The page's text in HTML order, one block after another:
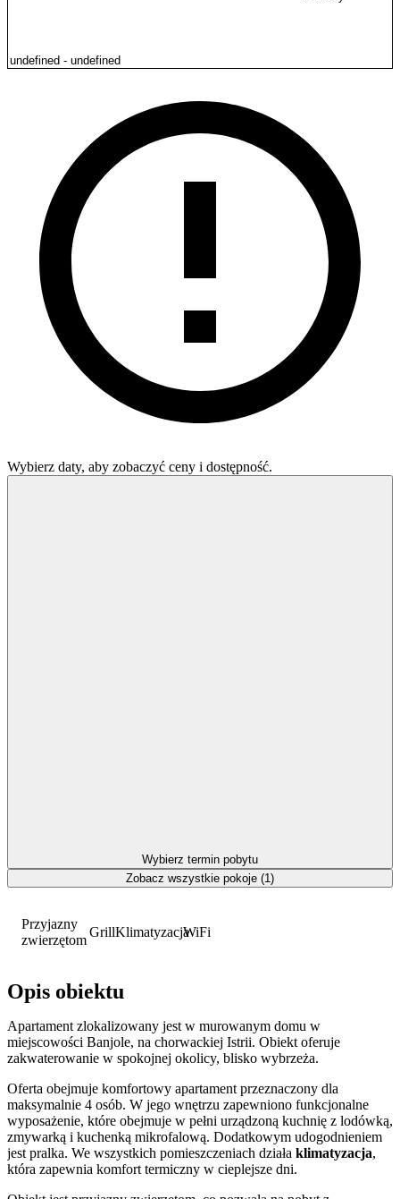
Przyjazny
zwierzętom
GrillKlimatyzacjaWiFi
Opis obiektu
Apartament zlokalizowany jest w murowanym domu w
miejscowości Banjole, na chorwackiej Istrii. Obiekt oferuje
zakwaterowanie w spokojnej okolicy, blisko wybrzeża.
Oferta obejmuje komfortowy apartament przeznaczony dla
maksymalnie 4 osób. W jego wnętrzu zapewniono funkcjonalne
wyposażenie, które obejmuje w pełni urządzoną kuchnię z lodówką,
zmywarką i kuchenką mikrofalową. Dodatkowym udogodnieniem
jest pralka. We wszystkich pomieszczeniach działa klimatyzacja,
która zapewnia komfort termiczny w cieplejsze dni.
Wybierz daty, aby zobaczyć ceny i dostępność.
Wybierz termin pobytu
Zobacz wszystkie pokoje (1)